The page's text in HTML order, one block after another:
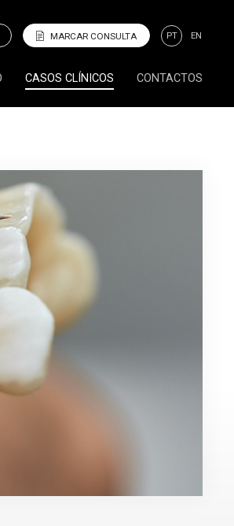
CASOS CLÍNICOS CONTACTOS
MARCAR CONSULTA PT EN